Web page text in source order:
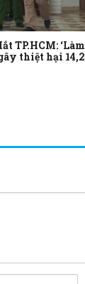
TP.HCM: ‘Làm
thiệt hại 14,2